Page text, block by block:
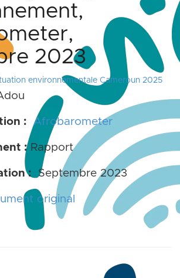
2023
environnementale Cameroun 2025
: Afrobarometer
: Rapport
: Septembre 2023
original